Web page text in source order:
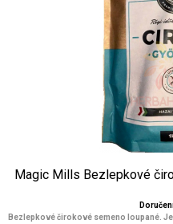
Magic Mills Bezlepkové
Bezlepkové čirokové semeno loupané.